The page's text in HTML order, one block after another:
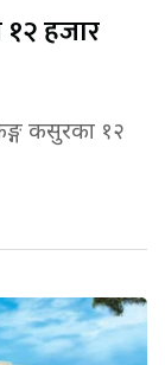
१२ हजार
कसुरका १२